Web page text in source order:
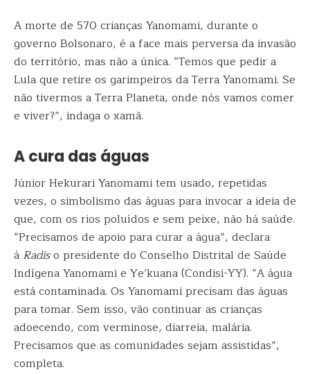
A morte de 570 crianças Yanomami, durante o
governo Bolsonaro, é a face mais perversa da invasão
do território, mas não a única. “Temos que pedir a
Lula que retire os garimpeiros da Terra Yanomami. Se
não tivermos a Terra Planeta, onde nós vamos comer
e viver?”, indaga o xamã.
A cura das águas
Júnior Hekurari Yanomami tem usado, repetidas
vezes, o simbolismo das águas para invocar a ideia de
que, com os rios poluídos e sem peixe, não há saúde.
“Precisamos de apoio para curar a água”, declara
à Radiso presidente do Conselho Distrital de Saúde
Indígena Yanomami e Ye’kuana (Condisi-YY). “A água
está contaminada. Os Yanomami precisam das águas
para tomar. Sem isso, vão continuar as crianças
adoecendo, com verminose, diarreia, malária.
Precisamos que as comunidades sejam assistidas”,
completa.